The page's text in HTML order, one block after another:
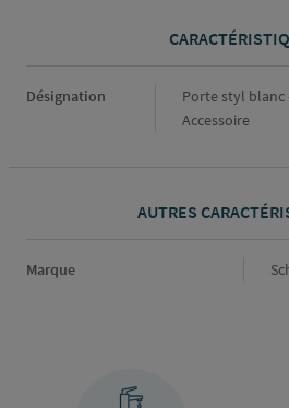
Caractéristiques
Désignation
Porte styl blanc
Accessoire
AUTRES
Marque